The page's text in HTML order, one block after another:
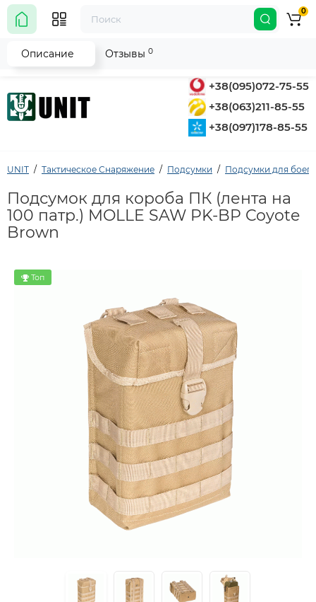
+38(095)072-75-55
+38(063)211-85-55
+38(097)178-85-55
0
UNIT Тактическое Снаряжение Подсумки Подсумки для
Подсумок для короба ПК (лента на
100 патр.) MOLLE SAW PK-BP Coyote
Brown
Топ
Описание Отзывы 0